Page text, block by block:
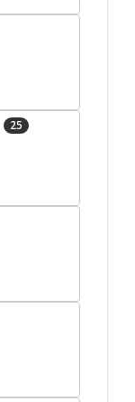
25